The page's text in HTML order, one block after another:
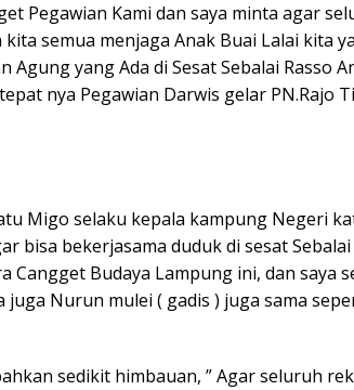
Pegawian Kami dan saya minta agar
semua menjaga Anak Buai Lalai kita
Agung yang Ada di Sesat Sebalai Rasso
nya Pegawian Darwis gelar PN.Rajo
Migo selaku kepala kampung Negeri
bisa bekerjasama duduk di sesat
Cangget Budaya Lampung ini, dan saya
juga Nurun mulei ( gadis ) juga sama
sedikit himbauan, ” Agar seluruh